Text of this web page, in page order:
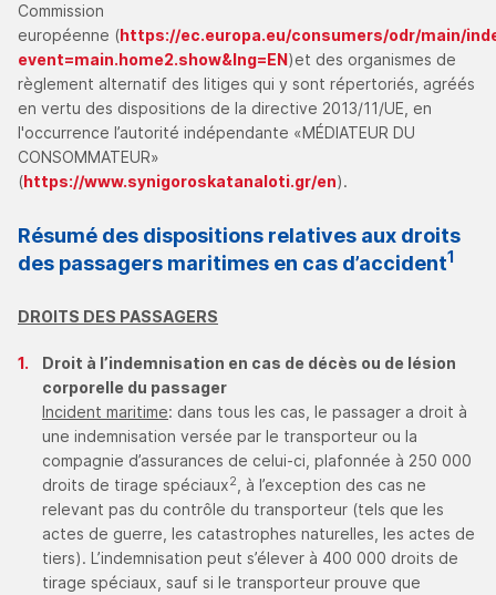
Commission
européenne (https://ec.europa.eu/consumers/odr/main/
event=main.home2.show&lng=EN)et des organismes de
règlement alternatif des litiges qui y sont répertoriés, agréés
en vertu des dispositions de la directive 2013/11/UE, en
l'occurrence l’autorité indépendante «MÉDIATEUR DU
CONSOMMATEUR»
(https://www.synigoroskatanaloti.gr/en).
Résumé des dispositions relatives aux droits
des passagers maritimes en cas d’accident1
DROITS DES PASSAGERS
Droit à l’indemnisation en cas de décès ou de lésion
corporelle du passager
Incident maritime: dans tous les cas, le passager a droit à
une indemnisation versée par le transporteur ou la
compagnie d’assurances de celui-ci, plafonnée à 250 000
droits de tirage spéciaux2
, à l’exception des cas ne
relevant pas du contrôle du transporteur (tels que les
actes de guerre, les catastrophes naturelles, les actes de
tiers). L’indemnisation peut s’élever à 400 000 droits de
tirage spéciaux, sauf si le transporteur prouve que